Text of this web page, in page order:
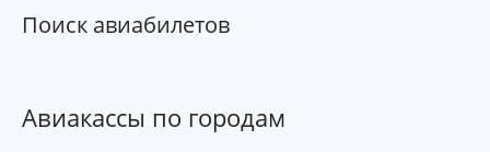
Поиск авиабилетов
Авиакассы по городам